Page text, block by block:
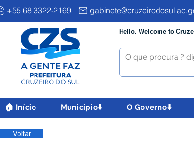
+55 68 3322-2169
Hello, Welcome to
🏠 Início Município⬇️ O Governo⬇️
Voltar